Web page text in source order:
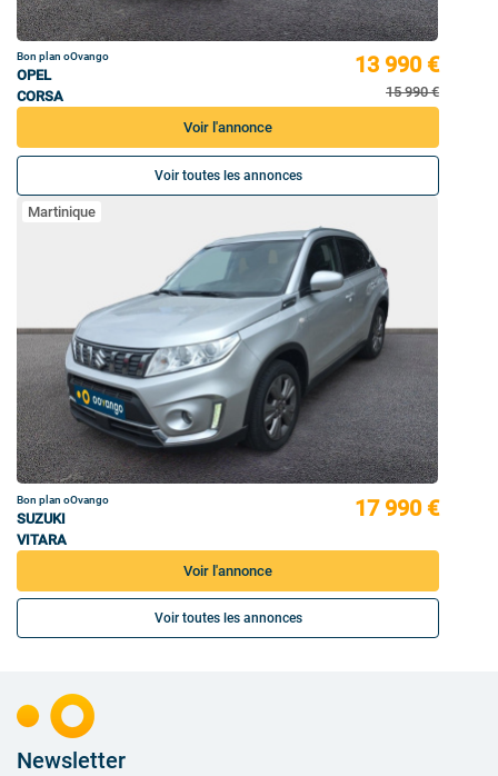
Bon plan oOvango
OPEL
CORSA
13 990 €
15 990 €
Voir l'annonce
Voir toutes les annonces
Martinique
Bon plan oOvango
SUZUKI
VITARA
17 990 €
Voir l'annonce
Voir toutes les annonces
Newsletter